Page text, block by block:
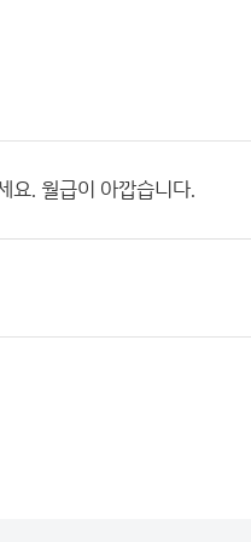
요. 월급이 아깝습니다.